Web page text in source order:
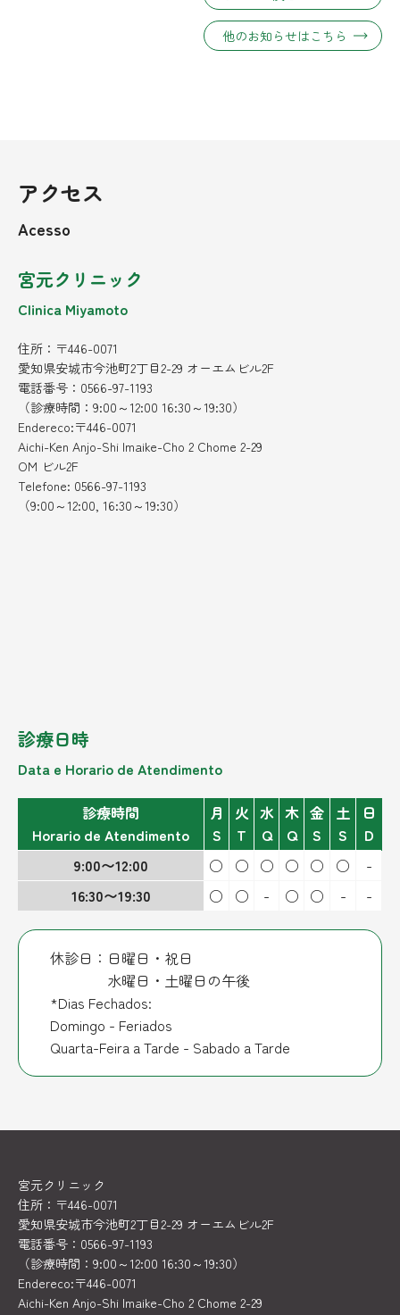
他のお知らせはこちら
アクセス
Acesso
宮元クリニック
Clinica Miyamoto
住所：〒446-0071
愛知県安城市今池町2丁目2-29 オーエムビル2F
電話番号：0566-97-1193
（診療時間：9:00～12:00 16:30～19:30）
Endereco:〒446-0071
Aichi-Ken Anjo-Shi Imaike-Cho 2 Chome 2-29
OM ビル2F
Telefone: 0566-97-1193
（9:00～12:00, 16:30～19:30）
診療日時
Data e Horario de Atendimento
診療時間
Horario de Atendimento
月
S
火
T
水
Q
木
Q
金
S
土
S
日
D
9:00〜12:00
○ ○ ○ ○ ○ ○
-
16:30〜19:30
○ ○ - ○ ○ - -
休診日：日曜日・祝日
水曜日・土曜日の午後
*Dias Fechados:
Domingo - Feriados
Quarta-Feira a Tarde - Sabado a Tarde
宮元クリニック
住所：〒446-0071
愛知県安城市今池町2丁目2-29 オーエムビル2F
電話番号：0566-97-1193
（診療時間：9:00～12:00 16:30～19:30）
Endereco:〒446-0071
Aichi-Ken Anjo-Shi Imaike-Cho 2 Chome 2-29